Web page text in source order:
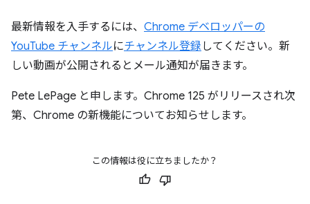
最新情報を入手するには、 Chrome デベロッパーの
YouTube チャンネルにチャンネル登録 してください。新
しい動画が公開されるとメール通知が届きます。
Pete LePage と申します。Chrome 125 がリリースされ次
第、Chrome の新機能についてお知らせします。
この情報は役に立ちましたか？